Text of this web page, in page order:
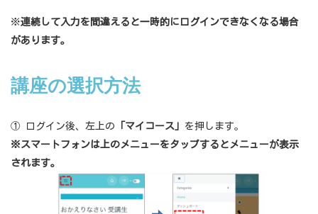
※連続して入力を間違えると一時的にログインできなくなる場合
があります。
講座の選択方法
① ログイン後、左上の マイコース
を押します。
※スマートフォンは上のメニューをタップするとメニューが表示
されます。